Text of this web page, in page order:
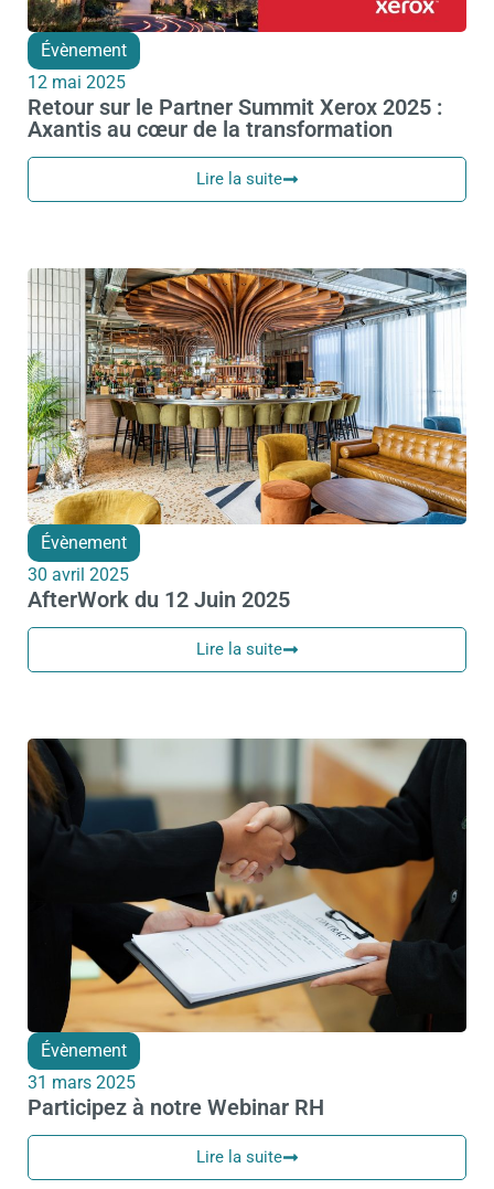
Évènement
12 mai 2025
Retour sur le Partner Summit Xerox 2025 :
Axantis au cœur de la transformation
Lire la suite
Évènement
30 avril 2025
AfterWork du 12 Juin 2025
Lire la suite
Évènement
31 mars 2025
Participez à notre Webinar RH
Lire la suite